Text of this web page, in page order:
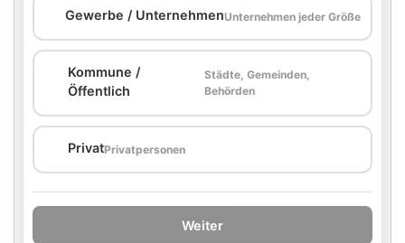
Gewerbe / UnternehmenUnternehmen jeder Größe
Kommune /
Öffentlich
Städte, Gemeinden,
Behörden
PrivatPrivatpersonen
Weiter